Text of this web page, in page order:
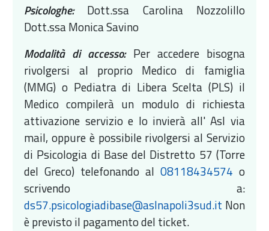
Psicologhe: Dott.ssa Carolina Nozzolillo
Dott.ssa Monica Savino
Modalità di accesso: Per accedere bisogna
rivolgersi al proprio Medico di famiglia
(MMG) o Pediatra di Libera Scelta (PLS) il
Medico compilerà un modulo di richiesta
attivazione servizio e lo invierà all' Asl via
mail, oppure è possibile rivolgersi al Servizio
di Psicologia di Base del Distretto 57 (Torre
del Greco) telefonando al 08118434574 o
scrivendo a:
ds57.psicologiadibase@aslnapoli3sud.it Non
è previsto il pagamento del ticket.